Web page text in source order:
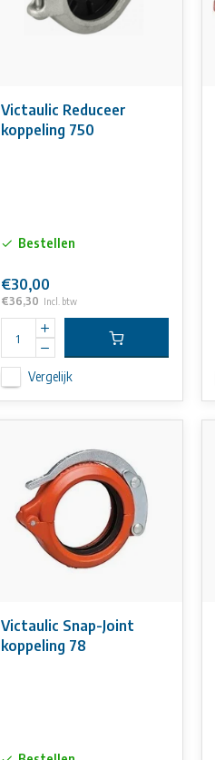
Victaulic Reduceer
koppeling 750
Bestellen
€30,00
€36,30 Incl. btw
Vergelijk
Victaulic Snap-Joint
koppeling 78